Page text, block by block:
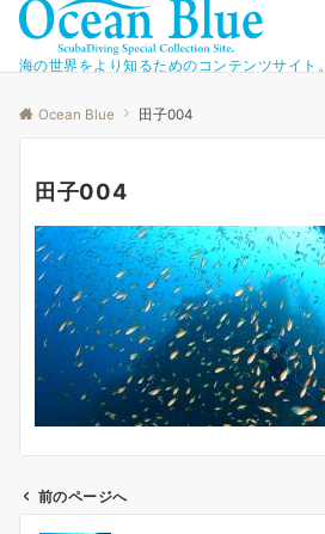
海の世界をより知るためのコンテンツサイト。
Ocean Blue 田子004
田子004
前のページへ